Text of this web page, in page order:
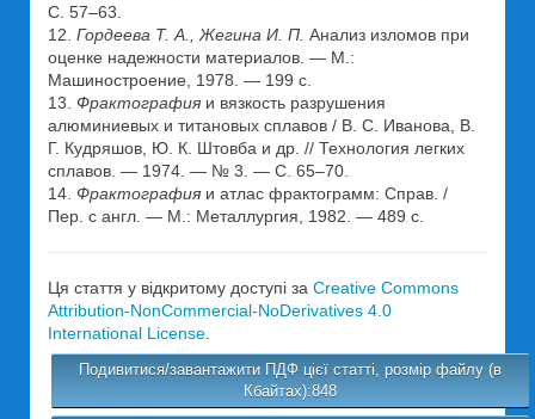
С. 57–63.
12. Гордеева Т. А., Жегина И. П. Анализ изломов при
оценке надежности материалов. — М.:
Машиностроение, 1978. — 199 с.
13. Фрактография и вязкость разрушения
алюминиевых и титановых сплавов / В. С. Иванова, В.
Г. Кудряшов, Ю. К. Штовба и др. // Технология легких
сплавов. — 1974. — № 3. — С. 65–70.
14. Фрактография и атлас фрактограмм: Справ. /
Пер. с англ. — М.: Металлургия, 1982. — 489 с.
Ця стаття у відкритому доступі за Creative Commons
Attribution-NonCommercial-NoDerivatives 4.0
International License
Подивитися/завантажити ПДФ цієї статті, розмір файлу (в
Кбайтах):848